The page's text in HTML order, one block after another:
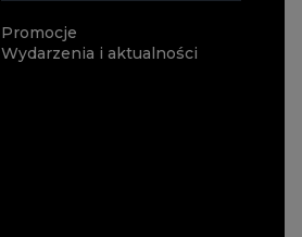
Promocje
Wydarzenia i aktualności